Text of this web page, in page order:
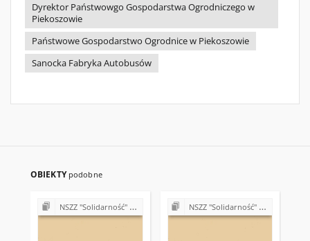
Dyrektor Państwowgo Gospodarstwa Ogrodniczego w
Piekoszowie
Państwowe Gospodarstwo Ogrodnice w Piekoszowie
Sanocka Fabryka Autobusów
OBIEKTY podobne
NSZZ "Solidarność" w Państwowym Gospodarstwie Ogrodniczym w Piekoszowie NSZZ "Solidarność" w Państwowym Gospodarstwie Ogrodniczym w Piekoszowie